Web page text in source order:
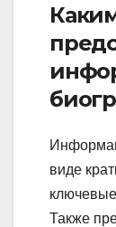
виде
Также